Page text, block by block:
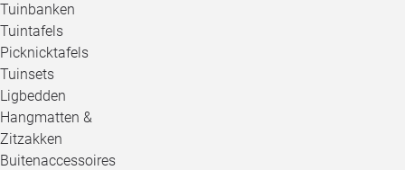
Tuinbanken
Tuintafels
Picknicktafels
Tuinsets
Ligbedden
Hangmatten &
Zitzakken
Buitenaccessoires